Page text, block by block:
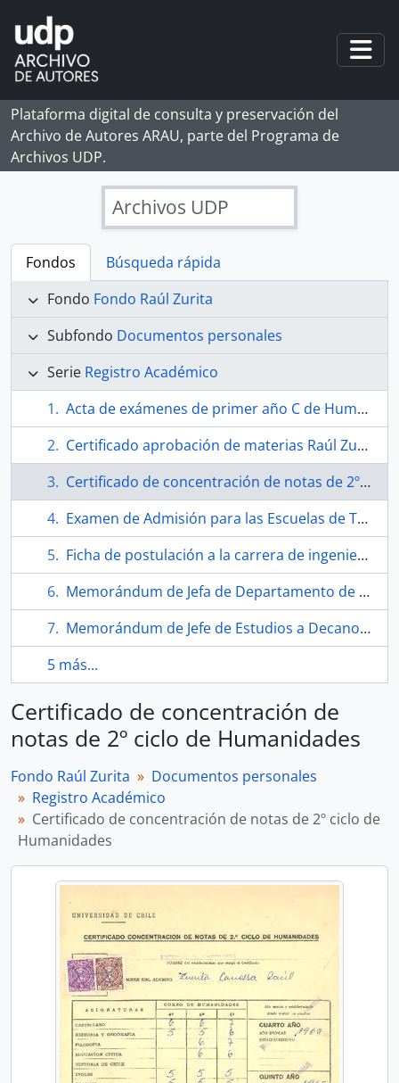
Skip to main content
Plataforma digital de consulta y preservación del
Archivo de Autores ARAU, parte del Programa de
Archivos UDP.
Archivos UDP
Fondos
Búsqueda rápida
Fondo Fondo Raúl Zurita
Subfondo Documentos personales
Serie Registro Académico
Acta de exámenes de primer año C de Humanidades del Liceo José Victorino Lastarria
Certificado aprobación de materias Raúl Zurita Canessa 1° y 2° período académico 1967-1973
Certificado de concentración de notas de 2º ciclo de Humanidades
Examen de Admisión para las Escuelas de Técnicos, Constructores Civiles e Ingenieros de la Universidad Técnica F. Santa María
Ficha de postulación a la carrera de ingeniería de Raúl Zurita
Memorándum de Jefa de Departamento de Bienestar a Decano de Facultad de Matemáticas
Memorándum de Jefe de Estudios a Decano de la Facultad de Ingeniería Civil
5 más...
Certificado de concentración de
notas de 2º ciclo de Humanidades
Fondo Raúl Zurita
Documentos personales
Registro Académico
Certificado de concentración de notas de 2º ciclo de
Humanidades